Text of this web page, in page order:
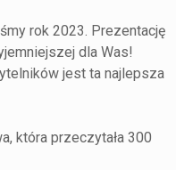
rok 2023. Prezentację
dla Was!
jest ta najlepsza
która przeczytała 300